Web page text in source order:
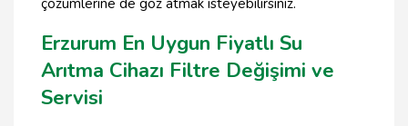
çözümlerine de göz atmak isteyebilirsiniz.
Erzurum En Uygun Fiyatlı Su
Arıtma Cihazı Filtre Değişimi ve
Servisi